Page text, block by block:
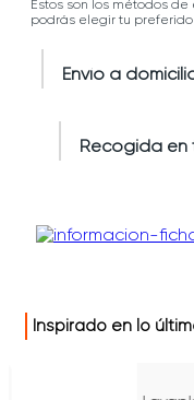
Estos son los métodos
podrás elegir tu
Envío a
Recogida en
Inspirado en lo